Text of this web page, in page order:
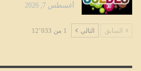
أغسطس 7, 2026
السابق التالي 1 من 12٬033